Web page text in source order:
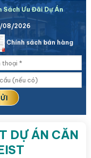
Sách Ưu Đãi Dự Án
08/2026
Chính sách bán hàng
DỰ ÁN CĂN